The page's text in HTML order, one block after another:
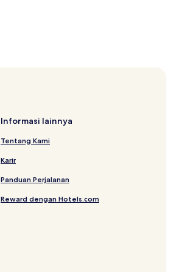
Informasi lainnya
Tentang Kami
Karir
Panduan Perjalanan
Reward dengan Hotels.com